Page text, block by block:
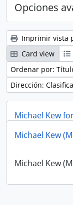
Opciones
Imprimir vista
Card view
Ordenar por:
Dirección:
Michael Kew
Michael Kew
Michael Kew